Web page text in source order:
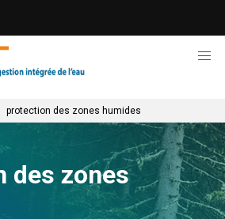
protection des zones humides
des zones